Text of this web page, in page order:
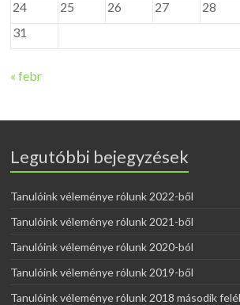
24
25 26 27 28
31
« febr
Legutóbbi bejegyzések
Tanulóink véleménye rólunk 2022-ből
Tanulóink véleménye rólunk 2021-ből
Tanulóink véleménye rólunk 2020-ból
Tanulóink véleménye rólunk 2019-ből
Tanulóink véleménye rólunk 2018 második